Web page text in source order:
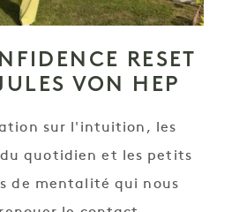
RESET
VON HEP
sur l'intuition, les
quotidien et les petits
de mentalité qui nous